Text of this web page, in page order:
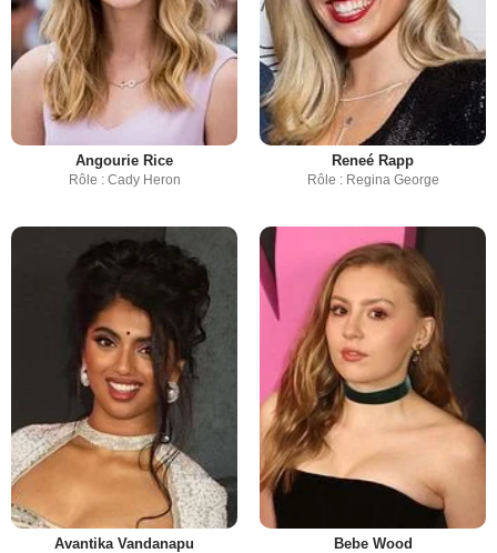
Angourie Rice
Rôle : Cady Heron
Reneé Rapp
Rôle : Regina George
Avantika Vandanapu Bebe Wood